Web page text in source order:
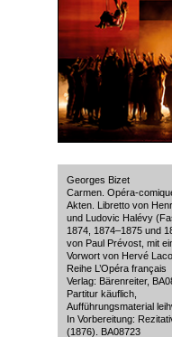
Georges Bizet
Carmen. Opéra-
Akten. Libretto von
und Ludovic Halévy
1874, 1874–1875 und
von Paul Prévost, mit
Vorwort von Hervé
Reihe L’Opéra français
Verlag: Bärenreiter,
Partitur käuflich,
Aufführungsmaterial
In Vorbereitung:
(1876). BA08723